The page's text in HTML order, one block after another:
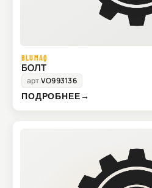
BLUMAQ
БОЛТ
арт.VO993136
ПОДРОБНЕЕ→